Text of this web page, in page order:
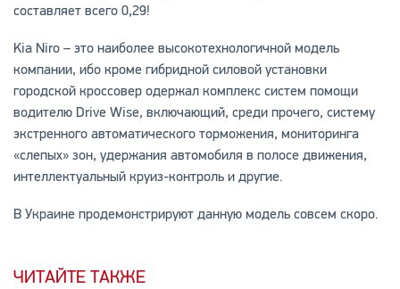
составляет всего 0,29!
Kia Niro – это наиболее высокотехнологичной модель
компании, ибо кроме гибридной силовой установки
городской кроссовер одержал комплекс систем помощи
водителю Drive Wise, включающий, среди прочего, систему
экстренного автоматического торможения, мониторинга
«слепых» зон, удержания автомобиля в полосе движения,
интеллектуальный круиз-контроль и другие.
В Украине продемонстрируют данную модель совсем скоро.
ЧИТАЙТЕ ТАКЖЕ